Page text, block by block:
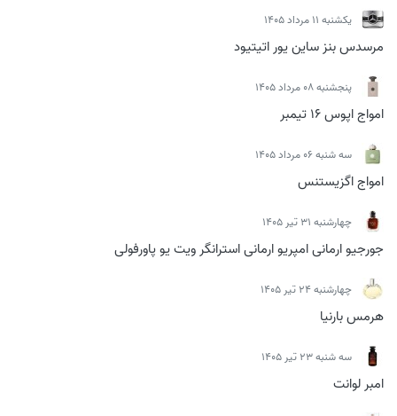
يكشنبه 11 مرداد 1405
مرسدس بنز ساین یور اتیتیود
پنجشنبه 08 مرداد 1405
امواج اپوس 16 تیمبر
سه شنبه 06 مرداد 1405
امواج اگزیستنس
چهارشنبه 31 تیر 1405
جورجیو ارمانی امپریو ارمانی استرانگر ویت یو پاورفولی
چهارشنبه 24 تیر 1405
هرمس بارنیا
سه شنبه 23 تیر 1405
امبر لوانت